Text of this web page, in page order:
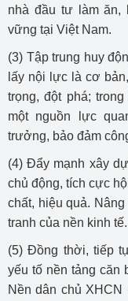
nhà đầu tư làm ăn,
vững tại Việt Nam.
(3) Tập trung huy
lấy nội lực là cơ
trọng, đột phá;
một nguồn lực
trưởng, bảo đảm
(4) Đẩy mạnh xây
chủ động, tích cực
chất, hiệu quả.
tranh của nền kinh tế.
(5) Đồng thời, tiếp
yếu tố nền tảng căn
Nền dân chủ